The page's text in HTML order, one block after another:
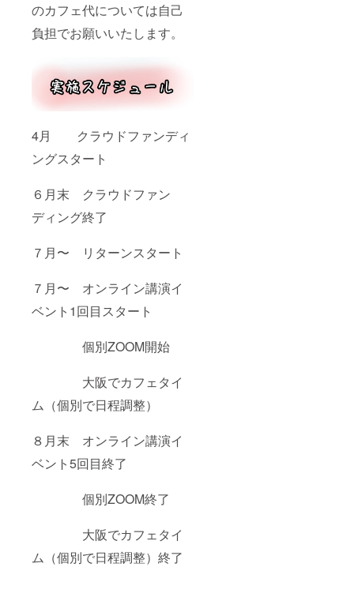
のカフェ代については自己
負担でお願いいたします。
4月 クラウドファンディ
ングスタート
６月末 クラウドファン
ディング終了
７月〜 リターンスタート
７月〜 オンライン講演イ
ベント1回目スタート
個別ZOOM開始
大阪でカフェタイ
ム（個別で日程調整）
８月末 オンライン講演イ
ベント5回目終了
個別ZOOM終了
大阪でカフェタイ
ム（個別で日程調整）終了